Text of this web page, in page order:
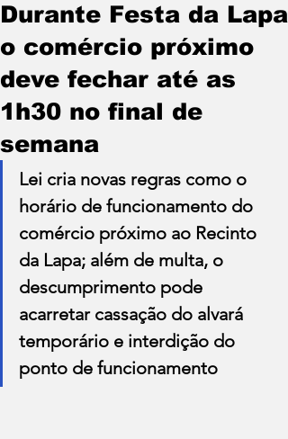
Durante Festa da Lapa
o comércio próximo
deve fechar até as
1h30 no final de
semana
Lei cria novas regras como o
horário de funcionamento do
comércio próximo ao Recinto
da Lapa; além de multa, o
descumprimento pode
acarretar cassação do alvará
temporário e interdição do
ponto de funcionamento